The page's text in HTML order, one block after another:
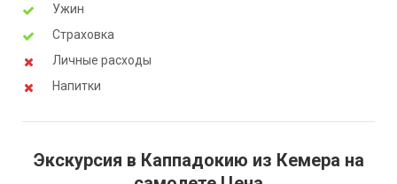
Ужин
Страховка
Личные расходы
Напитки
Экскурсия в Каппадокию из Кемера на